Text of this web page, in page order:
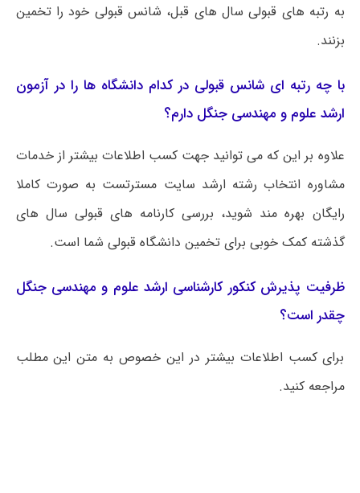
به رتبه های قبولی سال های قبل، شانس قبولی خود را تخمین
بزنند.
با چه رتبه ای شانس قبولی در کدام دانشگاه ها را در آزمون
ارشد علوم و مهندسی جنگل دارم؟
علاوه بر این که می توانید جهت کسب اطلاعات بیشتر از خدمات
مشاوره انتخاب رشته ارشد سایت مسترتست به صورت کاملا
رایگان بهره مند شوید، بررسی کارنامه های قبولی سال های
گذشته کمک خوبی برای تخمین دانشگاه قبولی شما است.
ظرفیت پذیرش کنکور کارشناسی ارشد علوم و مهندسی جنگل
چقدر است؟
برای کسب اطلاعات بیشتر در این خصوص به متن این مطلب
مراجعه کنید.